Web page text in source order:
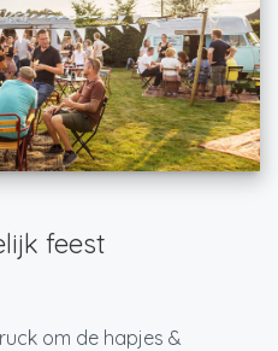
feest
om de hapjes &